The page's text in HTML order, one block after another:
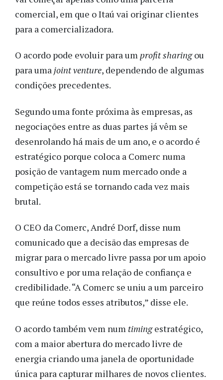
comercial, em que o Itaú vai originar clientes
para a comercializadora.
O acordo pode evoluir para um profit sharingou
para umajoint venture, dependendo de algumas
condições precedentes.
Segundo uma fonte próxima às empresas, as
negociações entre as duas partes já vêm se
desenrolando há mais de um ano, e o acordo é
estratégico porque coloca a Comerc numa
posição de vantagem num mercado onde a
competição está se tornando cada vez mais
brutal.
O CEO da Comerc, André Dorf, disse num
comunicado que a decisão das empresas de
migrar para o mercado livre passa por um apoio
consultivo e por uma relação de confiança e
credibilidade. “A Comerc se uniu a um parceiro
que reúne todos esses atributos,” disse ele.
O acordo também vem num timingestratégico,
com a maior abertura do mercado livre de
energia criando uma janela de oportunidade
única para capturar milhares de novos clientes.